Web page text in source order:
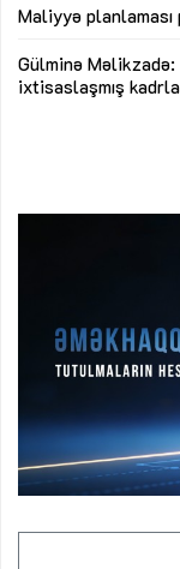
Maliyyə planlaması
Gülminə
ixtisaslaşmış